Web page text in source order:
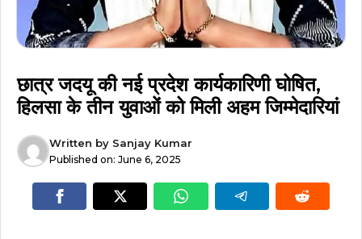
छात्र जदयू की नई प्रदेश कार्यकारिणी घोषित,
हिलसा के तीन युवाओं को मिली अहम जिम्मेदारियां
Written by Sanjay Kumar
Published on: June 6, 2025